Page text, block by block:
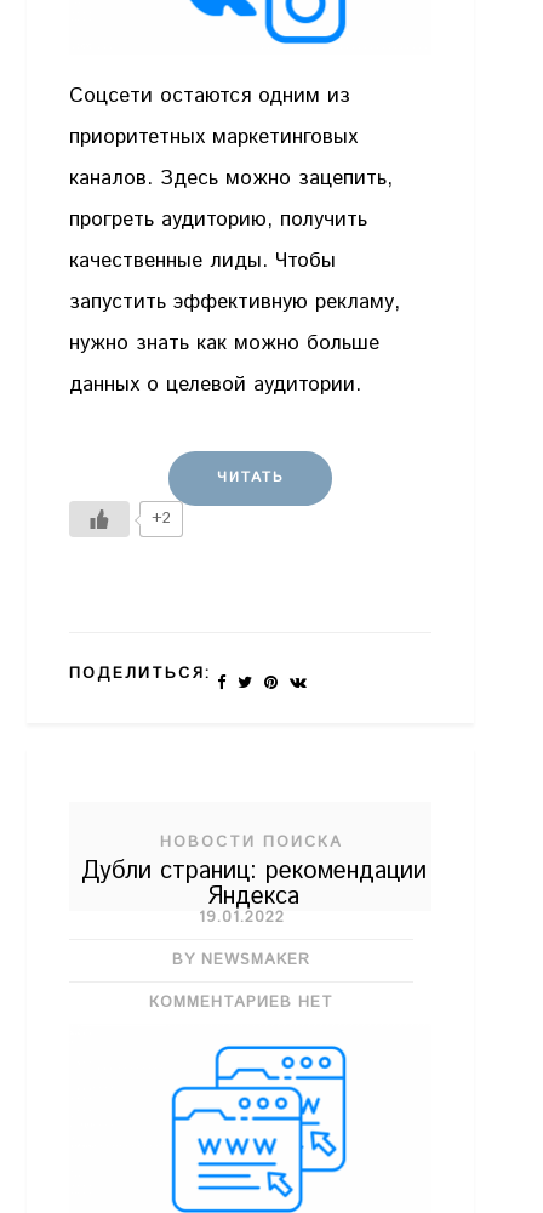
Соцсети остаются одним из
приоритетных маркетинговых
каналов. Здесь можно зацепить,
прогреть аудиторию, получить
качественные лиды. Чтобы
запустить эффективную рекламу,
нужно знать как можно больше
данных о целевой аудитории.
ЧИТАТЬ
+2
ПОДЕЛИТЬСЯ:
НОВОСТИ ПОИСКА
Дубли страниц: рекомендации
Яндекса
19.01.2022
BY NEWSMAKER
КОММЕНТАРИЕВ НЕТ